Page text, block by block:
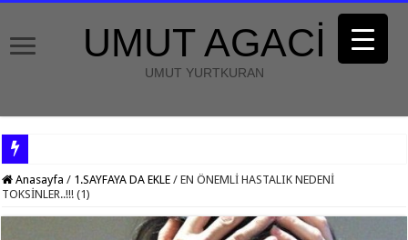
UMUT AGACİ
UMUT YURTKURAN
Anasayfa / 1.SAYFAYA DA EKLE / EN ÖNEMLİ HASTALIK NEDENİ
TOKSİNLER..!!! (1)